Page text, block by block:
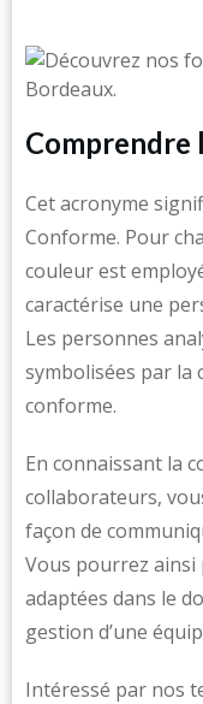
Comprendre
Cet acronyme
Conforme. Pour
couleur est
caractérise une
Les personnes
symbolisées par la
conforme.
En connaissant la
collaborateurs,
façon de
Vous pourrez
adaptées dans le
gestion d’une
Intéressé par nos